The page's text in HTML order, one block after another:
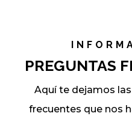
PREGUNTAS
Aquí te dejamos
frecuentes que nos